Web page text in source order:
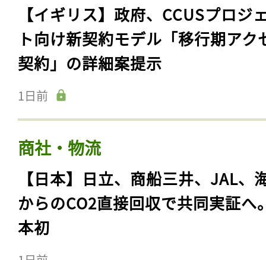
【イギリス】政府、CCUSプロジ
ト向け新契約モデル「移行期アク
契約」の詳細案提示
1日前
商社・物流
【日本】日立、商船三井、JAL、
からのCO2直接回収で共同実証へ
本初